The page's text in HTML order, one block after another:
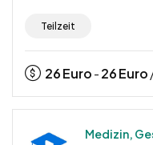
Teilzeit
26Euro - 26Euro
Medizin,